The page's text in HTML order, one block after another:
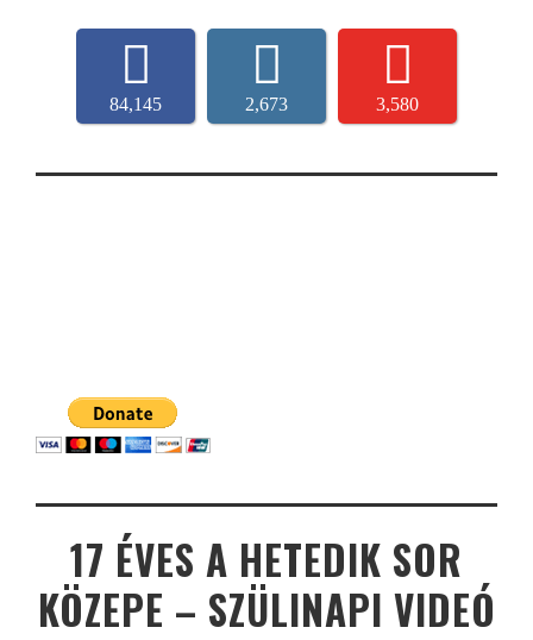
84,145 2,673 3,580
17 ÉVES A HETEDIK SOR
KÖZEPE – SZÜLINAPI VIDEÓ